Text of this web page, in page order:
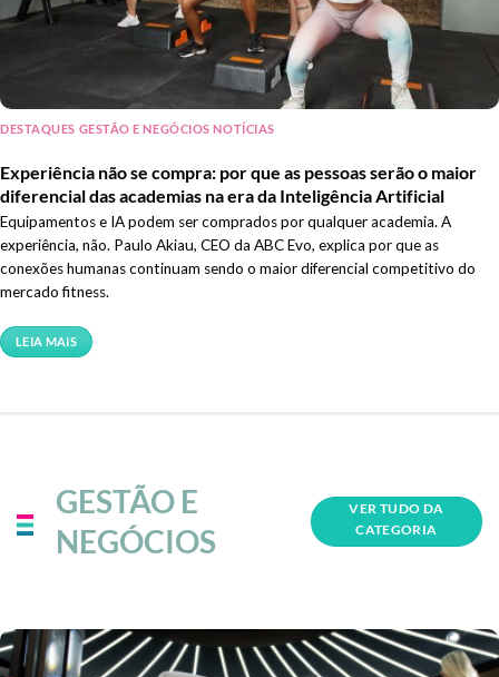
DESTAQUES GESTÃO E NEGÓCIOS NOTÍCIAS
Experiência não se compra: por que as pessoas serão o maior
diferencial das academias na era da Inteligência Artificial
Equipamentos e IA podem ser comprados por qualquer academia. A
experiência, não. Paulo Akiau, CEO da ABC Evo, explica por que as
conexões humanas continuam sendo o maior diferencial competitivo do
mercado fitness.
LEIA MAIS
GESTÃO E
NEGÓCIOS
VER TUDO DA
CATEGORIA